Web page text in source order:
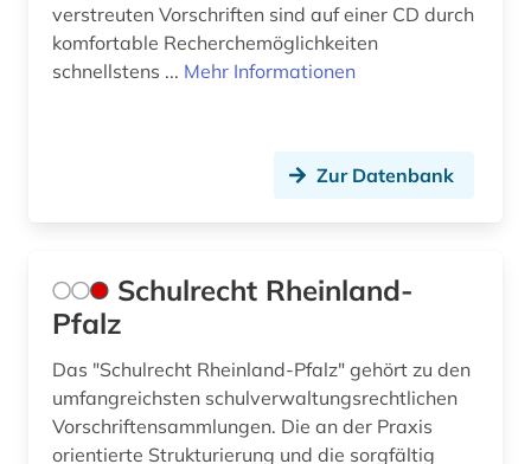
verstreuten Vorschriften sind auf einer CD durch
komfortable Recherchemöglichkeiten
schnellstens ... Mehr Informationen
Zur Datenbank
Schulrecht Rheinland-
Pfalz
Das "Schulrecht Rheinland-Pfalz" gehört zu den
umfangreichsten schulverwaltungsrechtlichen
Vorschriftensammlungen. Die an der Praxis
orientierte Strukturierung und die sorgfältig